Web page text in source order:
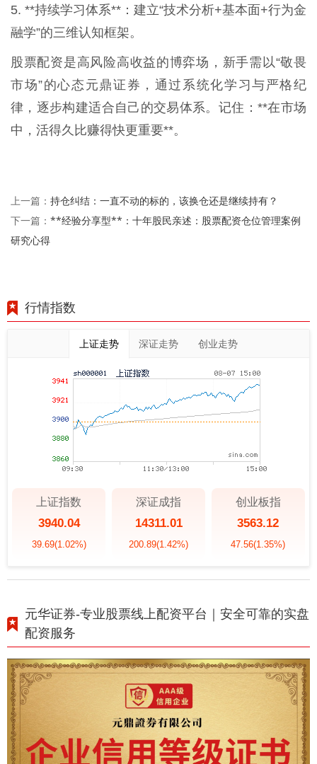
5. **持续学习体系**：建立“技术分析+基本面+行为金
融学”的三维认知框架。
股票配资是高风险高收益的博弈场，新手需以“敬畏
市场”的心态元鼎证券，通过系统化学习与严格纪
律，逐步构建适合自己的交易体系。记住：**在市场
中，活得久比赚得快更重要**。
上一篇： 持仓纠结：一直不动的标的，该换仓还是继续持有？
下一篇： **经验分享型**：十年股民亲述：股票配资仓位管理案例
研究心得
行情指数
上证走势 深证走势 创业走势
上证指数
3940.04
39.69(1.02%)
深证成指
14311.01
200.89(1.42%)
创业板指
3563.12
47.56(1.35%)
元华证券-专业股票线上配资平台｜安全可靠的实盘
配资服务